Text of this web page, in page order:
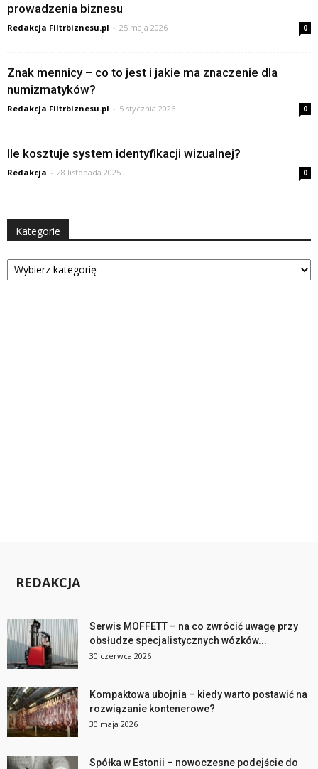
prowadzenia biznesu
Redakcja Filtrbiznesu.pl - 25 maja 2026 0
Znak mennicy – co to jest i jakie ma znaczenie dla
numizmatyków?
Redakcja Filtrbiznesu.pl - 5 stycznia 2026 0
Ile kosztuje system identyfikacji wizualnej?
Redakcja - 28 listopada 2025 0
Kategorie
Kategorie
REDAKCJA
Serwis MOFFETT – na co zwrócić uwagę przy
obsłudze specjalistycznych wózków...
30 czerwca 2026
Kompaktowa ubojnia – kiedy warto postawić na
rozwiązanie kontenerowe?
30 maja 2026
Spółka w Estonii – nowoczesne podejście do